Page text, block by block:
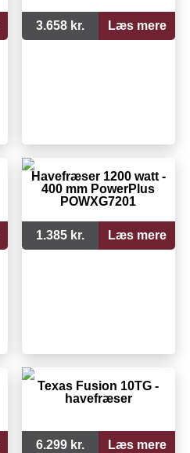
3.658 kr. Læs mere
Havefræser 1200 watt -
400 mm PowerPlus
POWXG7201
1.385 kr. Læs mere
Texas Fusion 10TG -
havefræser
6.299 kr. Læs mere